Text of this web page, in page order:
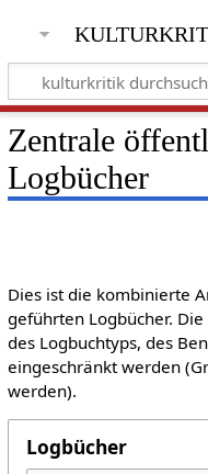
Zentrale
Logbücher
Dies ist die kombinierte
geführten Logbücher.
des Logbuchtyps, des
eingeschränkt werden
werden).
Logbücher